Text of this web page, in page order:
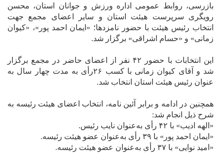
بازرسی، روابط عمومی اداره ورزش و جوانان استان، محسن
رویگری سرپرست هیئت استان و سایر اعضای مجمع جهت
انتخاب رئیس هیئت با حضور نامزدها؛ «ایمان احمد پور»، «کیوان
زمانی» و «حسام اشراقی» برگزار شد.
این انتخابات با حضور ۴۲ نفر از اعضای حاضر در مجمع برگزار
شد و آقای کیوان زمانی با کسب ۲۶رأی به مدت چهار سال به
عنوان رئیس هیئت استان انتخاب شد.
همچنین در ادامه و برابر آئین نامه، انتخاب اعضای هیئت رئیسه به
شرح ذیل انجام شد:
«الهه ادیب» با ۴۲ رأی به‌‌عنوان نایب رئیس.
«ایمان احمد پور» با ۳۹ رأی به‌‌عنوان عضو هیئت رئیسه.
«امید نوایی» با ۳۷ رأی به‌عنوان عضو هیئت رئیسه.